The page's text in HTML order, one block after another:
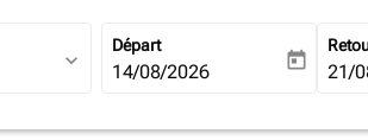
expand_more
Départ
fc-booking-departure-date-
14/08/2026 today fc-
21/